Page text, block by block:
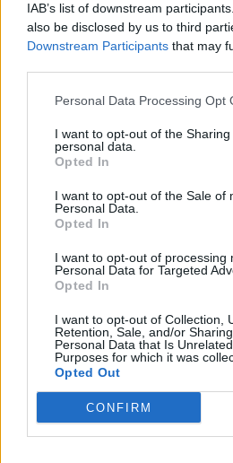
IAB’s list of downstream
also be disclosed by us to third
Downstream Participants that may
Personal Data Processing Opt
I want to opt-out of the
personal data.
Opted In
I want to opt-out of the Sale of
Personal Data.
Opted In
I want to opt-out of processing
Personal Data for Targeted
Opted In
I want to opt-out of Collection,
Retention, Sale, and/or
Personal Data that Is
Purposes for which it was
Opted Out
CONFIRM